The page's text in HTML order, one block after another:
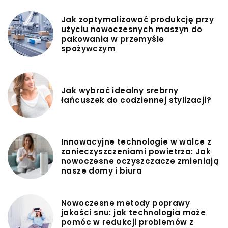
Jak zoptymalizować produkcję przy
użyciu nowoczesnych maszyn do
pakowania w przemyśle
spożywczym
Jak wybrać idealny srebrny
łańcuszek do codziennej stylizacji?
Innowacyjne technologie w walce z
zanieczyszczeniami powietrza: Jak
nowoczesne oczyszczacze zmieniają
nasze domy i biura
Nowoczesne metody poprawy
jakości snu: jak technologia może
pomóc w redukcji problemów z